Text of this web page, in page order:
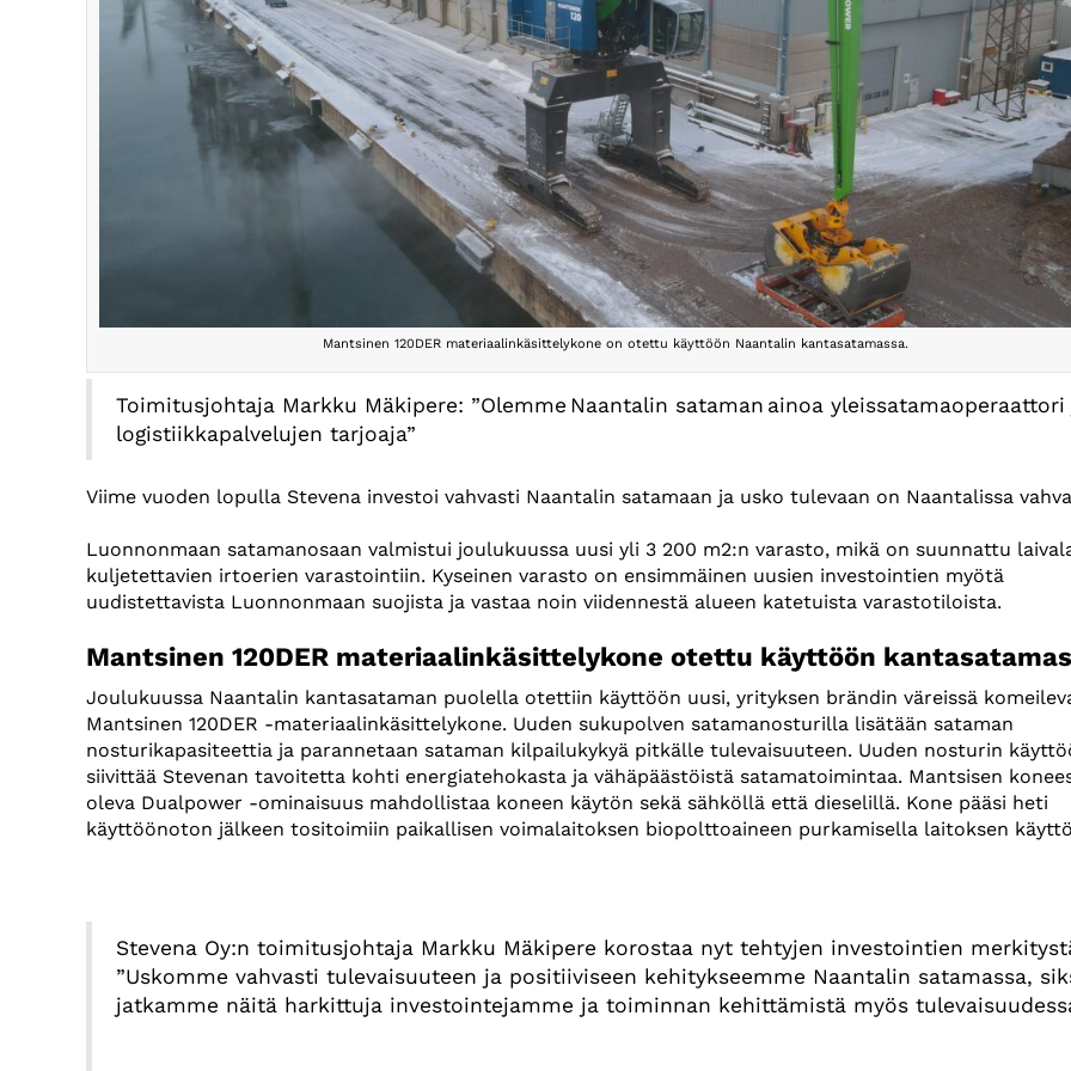
Mantsinen 120DER materiaalinkäsittelykone on otettu käyttöön Naantalin kantasatamassa.
Toimitusjohtaja Markku Mäkipere: ”Olemme Naantalin sataman ainoa yleissatamaoperaattori
logistiikkapalvelujen tarjoaja”
Viime vuoden lopulla Stevena investoi vahvasti Naantalin satamaan ja usko tulevaan on Naantalissa
Luonnonmaan satamanosaan valmistui joulukuussa uusi yli 3 200 m2:n varasto, mikä on suunnattu
kuljetettavien irtoerien varastointiin. Kyseinen varasto on ensimmäinen uusien investointien myötä
uudistettavista Luonnonmaan suojista ja vastaa noin viidennestä alueen katetuista varastotiloista.
Mantsinen 120DER materiaalinkäsittelykone otettu käyttöön
Joulukuussa Naantalin kantasataman puolella otettiin käyttöön uusi, yrityksen brändin väreissä
Mantsinen 120DER -materiaalinkäsittelykone. Uuden sukupolven satamanosturilla lisätään sataman
nosturikapasiteettia ja parannetaan sataman kilpailukykyä pitkälle tulevaisuuteen. Uuden nosturin
siivittää Stevenan tavoitetta kohti energiatehokasta ja vähäpäästöistä satamatoimintaa. Mantsisen
oleva Dualpower -ominaisuus mahdollistaa koneen käytön sekä sähköllä että dieselillä. Kone pääsi heti
käyttöönoton jälkeen tositoimiin paikallisen voimalaitoksen biopolttoaineen purkamisella laitoksen
Stevena Oy:n toimitusjohtaja Markku Mäkipere korostaa nyt tehtyjen investointien
”Uskomme vahvasti tulevaisuuteen ja positiiviseen kehitykseemme Naantalin satamassa,
jatkamme näitä harkittuja investointejamme ja toiminnan kehittämistä myös